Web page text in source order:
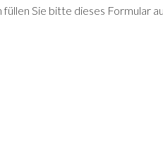
Sie bitte dieses Formular